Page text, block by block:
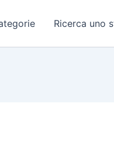
Ricerca uno